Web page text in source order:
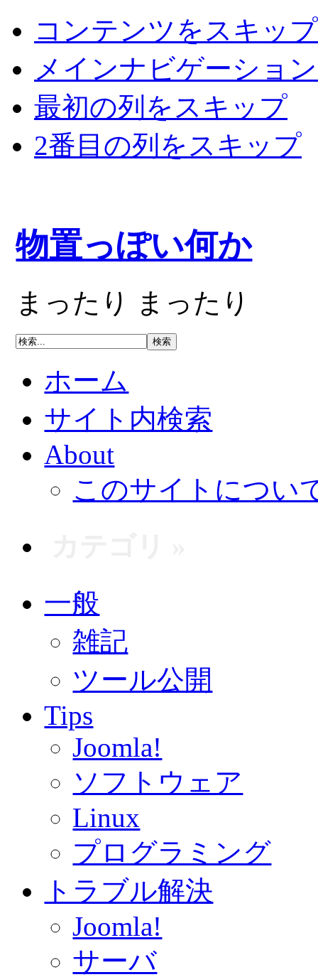
コンテンツをスキップ
メインナビゲーショ
最初の列をスキップ
2番目の列をスキップ
物置っぽい何か
まったり まったり
ホーム
サイト内検索
About
このサイトについ
一般
雑記
ツール公開
Tips
Joomla!
ソフトウェア
Linux
プログラミング
トラブル解決
Joomla!
サーバ